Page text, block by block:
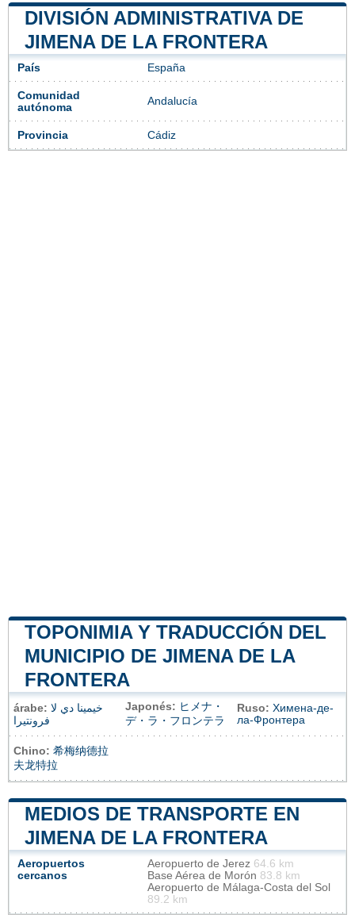
DIVISIÓN ADMINISTRATIVA DE
JIMENA DE LA FRONTERA
País España
Comunidad
autónoma
Andalucía
Provincia Cádiz
TOPONIMIA Y TRADUCCIÓN DEL
MUNICIPIO DE JIMENA DE LA
FRONTERA
árabe: خيمينا دي لا
فرونتيرا
Japonés: ヒメナ・
デ・ラ・フロンテラ
Ruso: Химена-де-
ла-Фронтера
Chino: 希梅纳德拉
夫龙特拉
MEDIOS DE TRANSPORTE EN
JIMENA DE LA FRONTERA
Aeropuertos
cercanos
Aeropuerto de Jerez 64.6 km
Base Aérea de Morón 83.8 km
Aeropuerto de Málaga-Costa del Sol
89.2 km